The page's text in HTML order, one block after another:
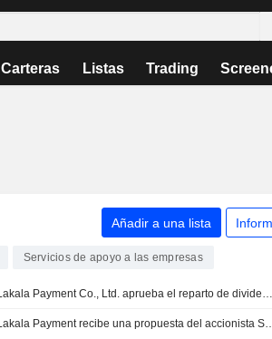
Carteras Listas Trading
Añadir a una lista
Servicios de apoyo a las empresas
Lakala Payment Co., Ltd. aprueba el reparto de dividendos para el ejercicio 2025
Lakala Payment recibe una